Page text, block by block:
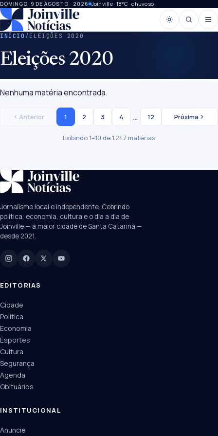
DOMINGO, 9 DE AGOSTO · 2026 Joinville · 18°C · chuvoso
INÍCIO / ELEIÇÕES 2020
Eleições 2020
Nenhuma matéria encontrada.
Anterior 1 2 3 4 … 12 Próxima
Exibindo 1–10 de 1.247 matérias
SUGESTÕES: JEC
Câmara
UPA Sul
Manchetes, colunistas e editorias do JN
Jornalismo local e independente. Cobrindo
política, economia, cultura e o dia a dia de
Joinville — a maior cidade de Santa Catarina —
desde 2021.
EDITORIAS
Cidade
Política
Economia
Esportes
Cultura
Segurança
Agenda
Obituários
INSTITUCIONAL
Anuncie